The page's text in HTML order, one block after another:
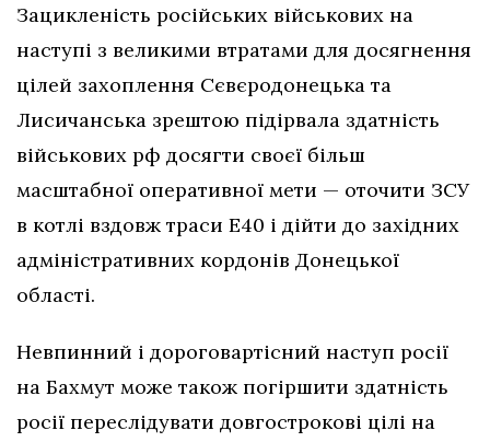
Зацикленість російських військових на
наступі з великими втратами для досягнення
цілей захоплення Сєвєродонецька та
Лисичанська зрештою підірвала здатність
військових рф досягти своєї більш
масштабної оперативної мети — оточити ЗСУ
в котлі вздовж траси Е40 і дійти до західних
адміністративних кордонів Донецької
області.
Невпинний і дороговартісний наступ росії
на Бахмут може також погіршити здатність
росії переслідувати довгострокові цілі на